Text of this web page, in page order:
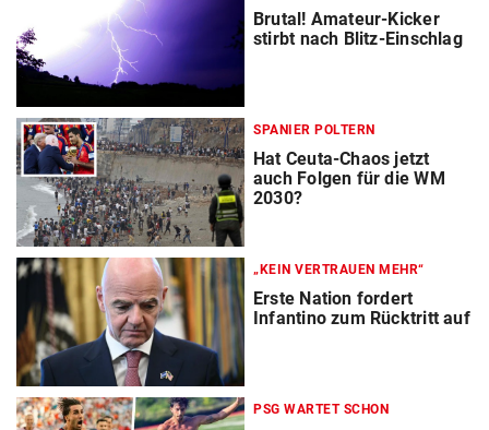
Brutal! Amateur-Kicker
stirbt nach Blitz-Einschlag
SPANIER POLTERN
Hat Ceuta-Chaos jetzt
auch Folgen für die WM
2030?
„KEIN VERTRAUEN MEHR“
Erste Nation fordert
Infantino zum Rücktritt auf
PSG WARTET SCHON